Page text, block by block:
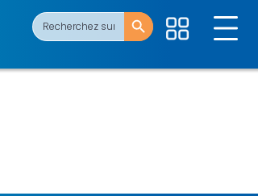
Search
for:
Search Button